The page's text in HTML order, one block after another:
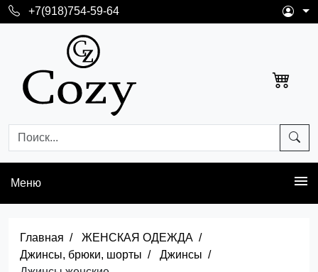
+7(918)754-59-64
Меню
Главная
ЖЕНСКАЯ ОДЕЖДА
Джинсы, брюки, шорты
Джинсы